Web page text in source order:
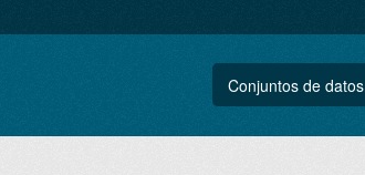
Conjuntos de datos